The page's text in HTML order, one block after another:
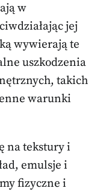
w
jej
wywierają te
uszkodzenia
takich
warunki
na tekstury i
emulsje i
fizyczne i